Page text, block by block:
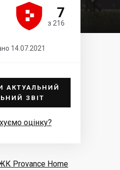




 7
з 216
14.07.2021
АКТУАЛЬНИЙ
ЗВІТ
оцінку?
Provance Home